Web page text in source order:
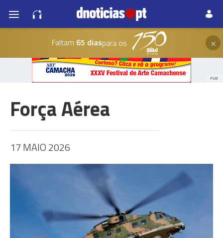
Faltam 65 diaspara os ×
PUB
Força Aérea
17 MAIO 2026